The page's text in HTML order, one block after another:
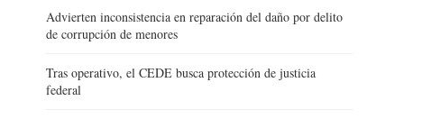
Advierten inconsistencia en reparación del daño por delito
de corrupción de menores
Tras operativo, el CEDE busca protección de justicia
federal